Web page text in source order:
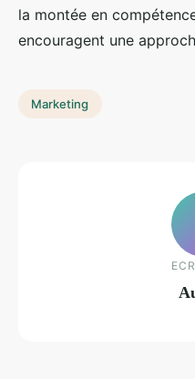
la montée en
encouragent une
Marketing